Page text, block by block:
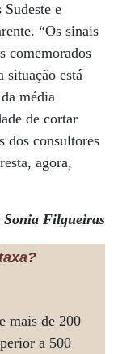
e
“Os sinais
comemorados
situação está
média
de cortar
dos consultores
agora,
Sonia Filgueiras
mais de 200
a 500